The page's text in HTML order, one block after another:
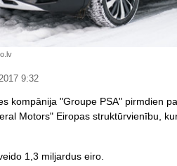
9:32
kompānija "Groupe PSA" pirmdien
Motors" Eiropas struktūrvienību,
1,3 miljardus eiro.